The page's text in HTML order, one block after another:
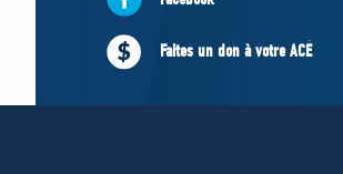
Faites un don à votre ACÉ